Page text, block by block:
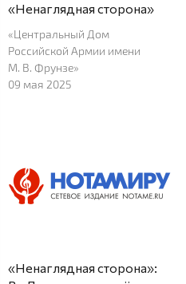
«Ненаглядная сторона»
«Центральный Дом
Российской Армии имени
М. В. Фрунзе»
09 мая 2025
«Ненаглядная сторона»: